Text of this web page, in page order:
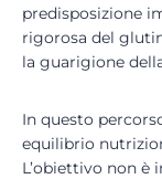
predisposizione
rigorosa del
la guarigione
In questo
equilibrio
L’obiettivo non